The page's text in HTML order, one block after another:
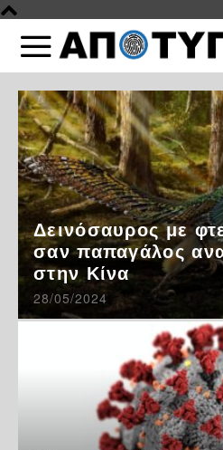
Δεινόσαυρος με
σαν παπαγάλος
στην Κίνα
28/05/2024